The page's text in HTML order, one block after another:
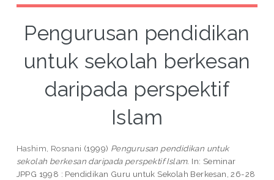
Pengurusan pendidikan
untuk sekolah berkesan
daripada perspektif
Islam
Hashim, Rosnani (1999) Pengurusan pendidikan untuk
sekolah berkesan daripada perspektif Islam. In: Seminar
JPPG 1998 : Pendidikan Guru untuk Sekolah Berkesan, 26-28